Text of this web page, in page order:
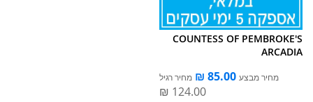
COUNTESS OF PEMBROKE'S
ARCADIA
מחיר מבצע מחיר רגיל